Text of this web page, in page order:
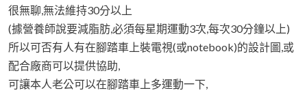
很無聊,無法維持30分以上
(據營養師說要減脂肪,必須每星期運動3次,每次30分鐘以上)
所以可否有人有在腳踏車上裝電視(或notebook)的設計圖,或
配合廠商可以提供協助,
可讓本人老公可以在腳踏車上多運動一下,